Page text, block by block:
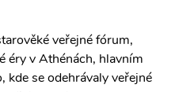
veřejné fórum,
éry v Athénách, hlavním
kde se odehrávaly veřejné